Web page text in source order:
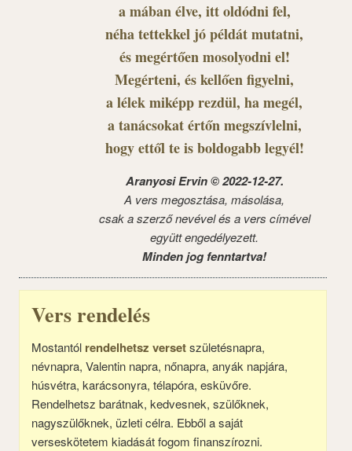
a mában élve, itt oldódni fel,
néha tettekkel jó példát mutatni,
és megértően mosolyodni el!
Megérteni, és kellően figyelni,
a lélek miképp rezdül, ha megél,
a tanácsokat értőn megszívlelni,
hogy ettől te is boldogabb legyél!
Aranyosi Ervin © 2022-12-27.
A vers megosztása, másolása,
csak a szerző nevével és a vers címével
együtt engedélyezett.
Minden jog fenntartva!
Vers rendelés
Mostantól rendelhetsz versetszületésnapra,
névnapra, Valentin napra, nőnapra, anyák napjára,
húsvétra, karácsonyra, télapóra, esküvőre.
Rendelhetsz barátnak, kedvesnek, szülőknek,
nagyszülőknek, üzleti célra. Ebből a saját
verseskötetem kiadását fogom finanszírozni.